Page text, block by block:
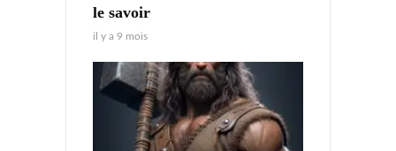
le savoir
il y a 9 mois